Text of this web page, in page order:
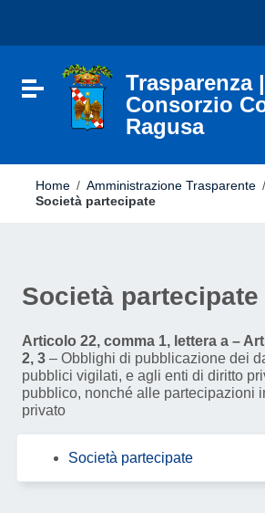
sito
include
Vai al footer
Attiva / disattiva la navigazione
Trasparenza
Consorzio
Ragusa
Home / Amministrazione Trasparente /
Società partecipate
Società partecipate
Articolo 22, comma 1, lettera a –
2, 3 – Obblighi di pubblicazione dei
pubblici vigilati, e agli enti di diritto
pubblico, nonché alle partecipazioni
privato
Società partecipate